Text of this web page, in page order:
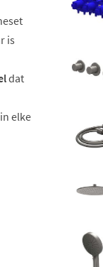
is
dat
elke